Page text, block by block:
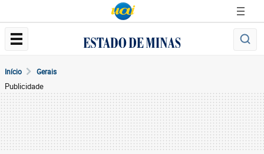
Início Gerais
Publicidade